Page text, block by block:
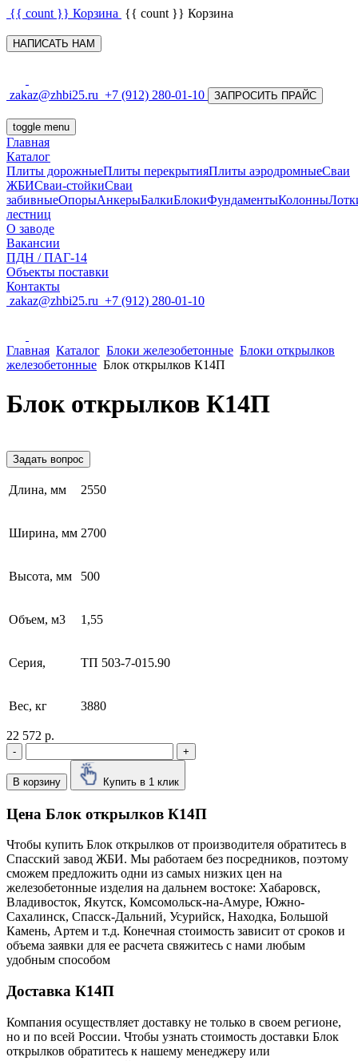
{{ count }} Корзина {{ count }} Корзина
НАПИСАТЬ НАМ
zakaz@zhbi25.ru +7 (912) 280-01-10 ЗАПРОСИТЬ ПРАЙС
toggle menu
Главная
Каталог
Плиты дорожныеПлиты перекрытияПлиты аэродромныеСваи
ЖБИСваи-стойкиСваи
забивныеОпорыАнкерыБалкиБлокиФундаментыКолонны
лестниц
О заводе
Вакансии
ПДН / ПАГ-14
Объекты поставки
Контакты
zakaz@zhbi25.ru +7 (912) 280-01-10
Главная Каталог Блоки железобетонные Блоки открылков
железобетонные Блок открылков К14П
Блок открылков К14П
Задать вопрос
Длина, мм 2550
Ширина, мм 2700
Высота, мм 500
Объем, м3 1,55
Серия, ТП 503-7-015.90
Вес, кг 3880
22 572 р.
- +
В корзину Купить в 1 клик
Цена Блок открылков К14П
Чтобы купить Блок открылков от производителя обратитесь в
Cпасский завод ЖБИ. Мы работаем без посредников, поэтому
сможем предложить одни из самых низких цен на
железобетонные изделия на дальнем востоке: Хабаровск,
Владивосток, Якутск, Комсомольск-на-Амуре, Южно-
Сахалинск, Спасск-Дальний, Усурийск, Находка, Большой
Камень, Артем и т.д. Конечная стоимость зависит от сроков и
объема заявки для ее расчета свяжитесь с нами любым
удобным способом
Доставка К14П
Компания осуществляет доставку не только в своем регионе,
но и по всей России. Чтобы узнать стоимость доставки Блок
открылков обратитесь к нашему менеджеру или